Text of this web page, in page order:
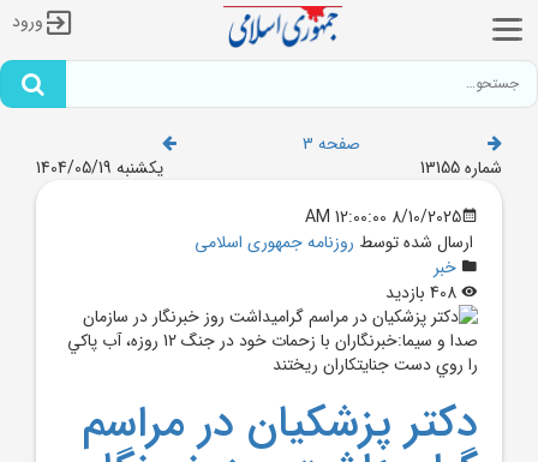
ورود
صفحه 3
شماره 13155
یکشنبه 1404/05/19
8/10/2025 12:00:00 AM
ارسال شده توسط روزنامه جمهوری اسلامی
خبر
دکتر پزشکيان در مراسم